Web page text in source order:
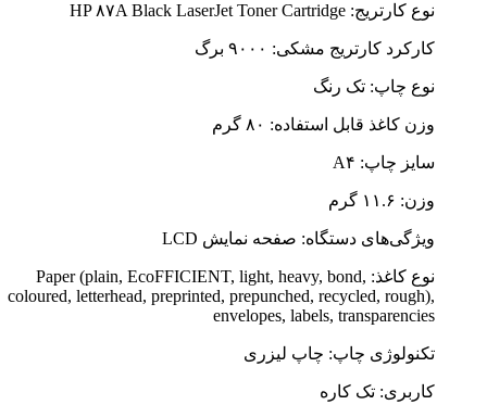
نوع کارتریج: HP ۸۷A Black LaserJet Toner Cartridge
کارکرد کارتریج مشکی: ۹۰۰۰ برگ
نوع چاپ: تک رنگ
وزن کاغذ قابل استفاده: ۸۰ گرم
سایز چاپ: A۴
وزن: ۱۱.۶ گرم
ویژگی‌های دستگاه: صفحه نمایش LCD
نوع کاغذ: Paper (plain, EcoFFICIENT, light, heavy, bond,
coloured, letterhead, preprinted, prepunched, recycled, rough),
envelopes, labels, transparencies
تکنولوژی چاپ: چاپ لیزری
کاربری: تک کاره